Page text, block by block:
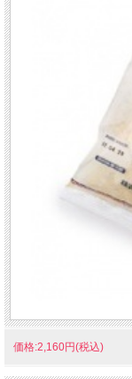
価格:2,160円(税込)